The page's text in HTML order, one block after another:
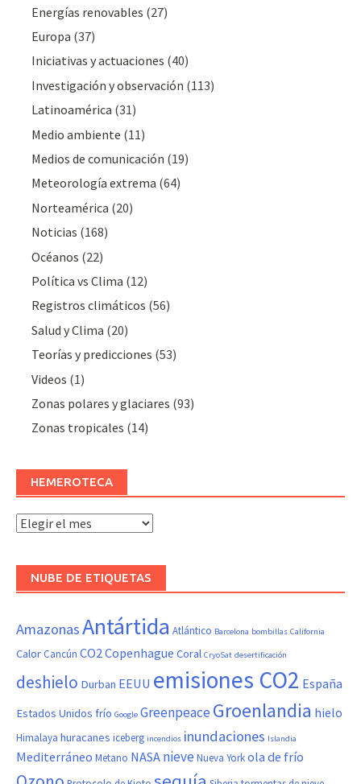
Energías renovables (27)
Europa (37)
Iniciativas y actuaciones (40)
Investigación y observación (113)
Latinoamérica (31)
Medio ambiente (11)
Medios de comunicación (19)
Meteorologí­a extrema (64)
Norteamérica (20)
Noticias (168)
Océanos (22)
Polí­tica vs Clima (12)
Registros climáticos (56)
Salud y Clima (20)
Teorías y predicciones (53)
Videos (1)
Zonas polares y glaciares (93)
Zonas tropicales (14)
HEMEROTECA
Hemeroteca
NUBE DE ETIQUETAS
AmazonasAntártida Atlántico Barcelona bombillas California
Calor Cancún CO2Copenhague Coral CryoSat desertificación
deshielo Durban EEUU emisiones CO2 España
Estados Unidos frío Google GreenpeaceGroenlandia hielo
Himalaya huracanes iceberg incendios inundaciones Islandia
Mediterráneo Metano NASA nieveNueva Yorkola de frío